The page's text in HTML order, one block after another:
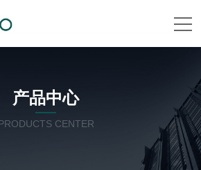
产品中心
CENTER